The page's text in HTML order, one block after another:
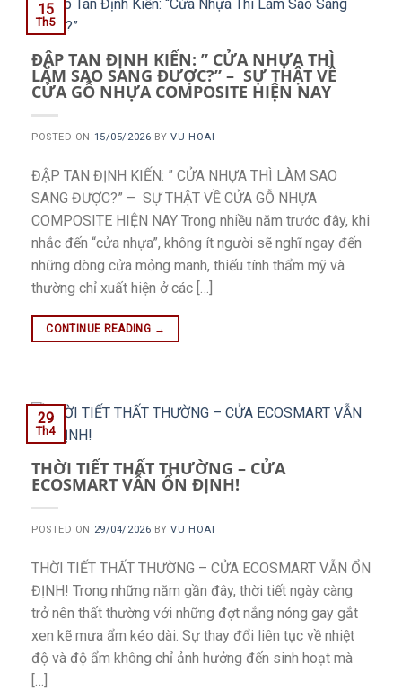
ĐẬP TAN ĐỊNH KIẾN: ” CỬA NHỰA THÌ
LÀM SAO SANG ĐƯỢC?” – SỰ THẬT VỀ
CỬA GỖ NHỰA COMPOSITE HIỆN NAY
POSTED ON 15/05/2026 BYVU HOAI
15
Th5
ĐẬP TAN ĐỊNH KIẾN: ” CỬA NHỰA THÌ LÀM SAO
SANG ĐƯỢC?” – SỰ THẬT VỀ CỬA GỖ NHỰA
COMPOSITE HIỆN NAY Trong nhiều năm trước đây, khi
nhắc đến “cửa nhựa”, không ít người sẽ nghĩ ngay đến
những dòng cửa mỏng manh, thiếu tính thẩm mỹ và
thường chỉ xuất hiện ở các […]
CONTINUE READING →
THỜI TIẾT THẤT THƯỜNG – CỬA
ECOSMART VẪN ỔN ĐỊNH!
POSTED ON 29/04/2026 BYVU HOAI
29
Th4
THỜI TIẾT THẤT THƯỜNG – CỬA ECOSMART VẪN ỔN
ĐỊNH! Trong những năm gần đây, thời tiết ngày càng
trở nên thất thường với những đợt nắng nóng gay gắt
xen kẽ mưa ẩm kéo dài. Sự thay đổi liên tục về nhiệt
độ và độ ẩm không chỉ ảnh hưởng đến sinh hoạt mà
[…]